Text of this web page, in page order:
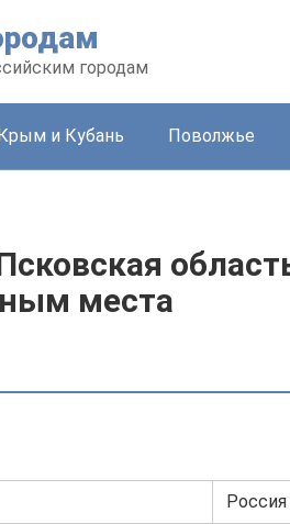
городам
и Кубань Поволжье
места
Россия